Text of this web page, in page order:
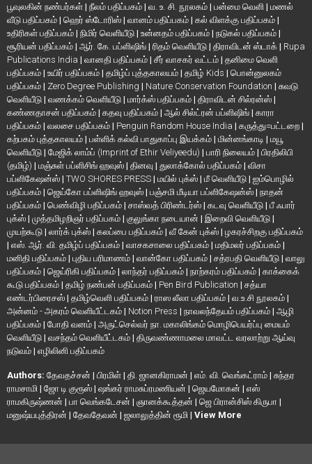
பூவுலகின் நண்பர்கள் | நீலம் பதிப்பகம் | வ. உ. சி. நூலகம் | பன்மை வெளி | மணல்
வீடு பதிப்பகம் | ஹெர் ஸ்டோரிஸ் | வானம் பதிப்பகம் | கல் விளக்கு பதிப்பகம் |
உதிரிகள் பதிப்பகம் | நிமிர் வெளியீடு | உன்னதம் பதிப்பகம் | நடுகல் பதிப்பகம் |
சூரியன் பதிப்பகம் | ஆர். கே. பப்ளிஷிங் | ரிதம் வெளியீடு | திராவிடன் ஸ்டாக் | Rupa
Publications India | வானதி பதிப்பகம் | சீர் வாசகர் வட்டம் | தனிமை வெளி
பதிப்பகம் | உயிர் பதிப்பகம் | தமிழ்ப் புத்தகாலயம் | தமிழ் Kids | பொன்னுலகம்
பதிப்பகம் | Zero Degree Publishing | Nature Conservation Foundation | சுவடு
வெளியீடு | வணக்கம் வெளியீடு | மார்க்ஸ் பதிப்பகம் | திராவிடன் சில்ரன்ஸ் |
கண்ணதாசன் பதிப்பகம் | கதவு பதிப்பகம் | ஆல் சில்ட்ரன் பப்ளிஷிங் | காரா
பதிப்பகம் | வலசை பதிப்பகம் | Penguin Random House India | கருத்து=பட்டறை |
கற்பகம் புத்தகாலயம் | பள்ளிக் கல்வி பாதுகாப்பு இயக்கம் | மின்னங்காடி | மயூ
வெளியீடு | மேஜிக் லாம்ப் (Imprint of Ethir Veliyeedu) | பாரி நிலையம் | பிரதிலிபி
(தமிழ்) | மஞ்சுள் பப்ளிசிங் ஹவுஸ் | தினவு | துலாக்கோல் பதிப்பகம் | விசா
பப்ளிகேஷன்ஸ் | TWO SHORES PRESS | மயில் புக்ஸ் | மீ வெளியீடு | ஐம்பொழில்
பதிப்பகம் | ஜெய்கோ பப்ளிஷிங் ஹவுஸ் | பஞ்சமி மீடியா பப்ளிகேஷன்ஸ் | நாதன்
பதிப்பகம் | பெண்விழி பதிப்பகம் | சாஸ்வத் பிரிண்டர்ஸ் | கடவு வெளியீடு | பீ ஃபார்
புக்ஸ் | முத்தமிழறிஞர் பதிப்பகம் | குலுங்கா நடையான் | இறைவி வெளியீடு |
முயற்கூடு | லார்க் புக்ஸ் | கலப்பை பதிப்பகம் | வீ கேன் புக்ஸ் | ழகரச்சிறகு பதிப்பகம்
| எஸ். ஆர். வி. தமிழ்ப் பதிப்பகம் | வாசகசாலை பதிப்பகம் | மதிமலர் பதிப்பகம் |
மனிதி பதிப்பகம் | புதிய பரிமாணம் | வான்கோ பதிப்பகம் | சத்ரபதி வெளியீடு | வாலு
பதிப்பகம் | ஜெய்ரிகி பதிப்பகம் | லாந்தர் பதிப்பகம் | நாற்கரம் பதிப்பகம் | காக்கைக்
கூடு பதிப்பகம் | தமிழ் நண்பன் பதிப்பகம் | Pen Bird Publication | சத்யா
எண்டர்பிரைசஸ் | தமிழ்வெளி பதிப்பகம் | ராஸ லீலா பதிப்பகம் | வ.உ.சி நூலகம் |
அன்னம் - அகரம் வெளியீட்டகம் | Notion Press | நாவலந்தேயம் பதிப்பகம் | ஆழி
பதிப்பகம் | போதி வனம் | அருட்செல்வர் நா. மகாலிங்கம் மொழிபெயர்ப்பு மையம்
வெளியீடு | வசந்தம் வெளியீட்டகம் | திருவண்ணாமலை மாவட்ட வரலாற்று ஆய்வு
நடுவம் | எழிலினி பதிப்பகம்
Authors: தேவதச்சன் | பிரமிள் | தி. ஜானகிராமன் | எம். வி. வெங்கட்ராம் | சுந்தர
ராமசாமி | ஜோ டி குரூஸ் | ஷங்கர் ராமசுப்ரமணியன் | ஜெயமோகன் | எஸ்
ராமகிருஷ்ணன் | பா வெங்கடேசன் | ஞானக்கூத்தன் | ஜெ பிரான்சிஸ் கிருபா |
மனுஷ்யபுத்திரன் | தேவதேவன் | ஜலாலுத்தின் ரூமி | View More